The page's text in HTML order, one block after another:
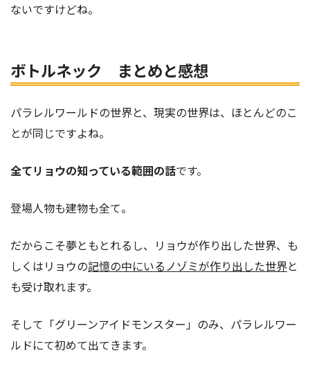
ないですけどね。
ボトルネック まとめと感想
パラレルワールドの世界と、現実の世界は、ほとんどのこ
とが同じですよね。
全てリョウの知っている範囲の話です。
登場人物も建物も全て。
だからこそ夢ともとれるし、リョウが作り出した世界、も
しくはリョウの記憶の中にいるノゾミが作り出した世界と
も受け取れます。
そして「グリーンアイドモンスター」のみ、パラレルワー
ルドにて初めて出てきます。